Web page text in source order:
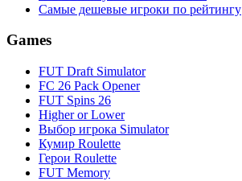
Самые дешевые игроки по рейтингу
Games
FUT Draft Simulator
FC 26 Pack Opener
FUT Spins 26
Higher or Lower
Выбор игрока Simulator
Кумир Roulette
Герои Roulette
FUT Memory